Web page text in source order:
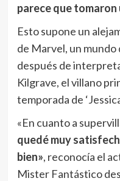
parece que
Esto supone un
de Marvel, un
después de
Kilgrave, el villano
temporada de
«En cuanto a
quedé muy
bien», reconocía el
Mister Fantástico